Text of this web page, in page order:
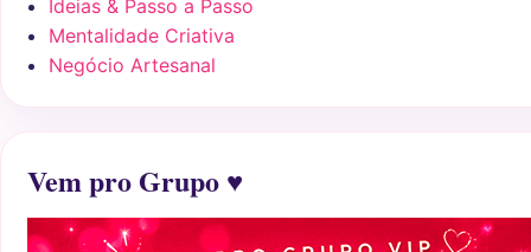
Ideias & Passo a Passo
Mentalidade Criativa
Negócio Artesanal
Vem pro Grupo ♥